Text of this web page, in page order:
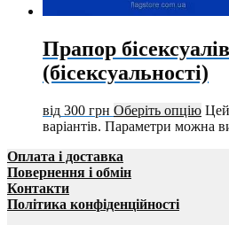
Прапор бісексуалів
(бісексуальності)
від 300 грн Оберіть опцію Цей
варіантів. Параметри можна
Оплата і доставка
Повернення і обмін
Контакти
Політика конфіденційності